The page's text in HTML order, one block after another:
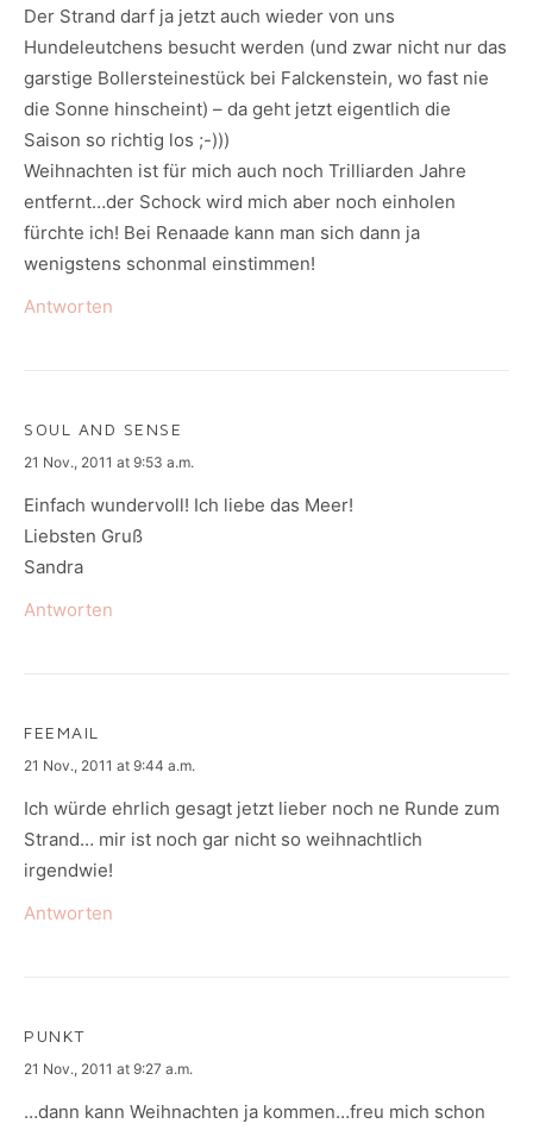
Der Strand darf ja jetzt auch wieder von uns
Hundeleutchens besucht werden (und zwar nicht nur das
garstige Bollersteinestück bei Falckenstein, wo fast nie
die Sonne hinscheint) – da geht jetzt eigentlich die
Saison so richtig los ;-)))
Weihnachten ist für mich auch noch Trilliarden Jahre
entfernt…der Schock wird mich aber noch einholen
fürchte ich! Bei Renaade kann man sich dann ja
wenigstens schonmal einstimmen!
Antworten
SOUL AND SENSE
says:
21 Nov., 2011 at 9:53 a.m.
Einfach wundervoll! Ich liebe das Meer!
Liebsten Gruß
Sandra
Antworten
FEEMAIL
says:
21 Nov., 2011 at 9:44 a.m.
Ich würde ehrlich gesagt jetzt lieber noch ne Runde zum
Strand… mir ist noch gar nicht so weihnachtlich
irgendwie!
Antworten
PUNKT
says:
21 Nov., 2011 at 9:27 a.m.
…dann kann Weihnachten ja kommen…freu mich schon